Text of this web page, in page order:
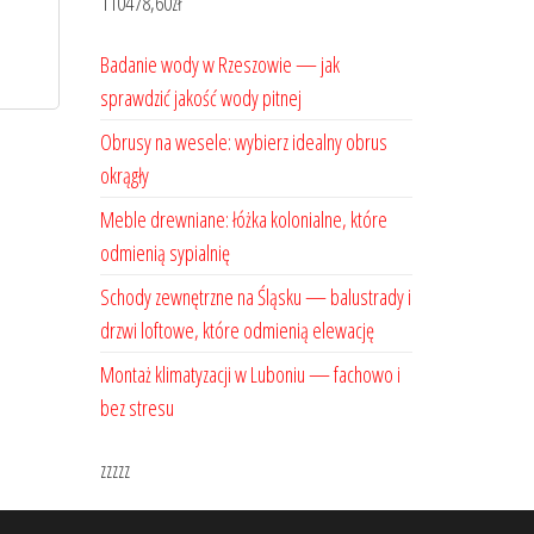
Badanie wody w Rzeszowie — jak
sprawdzić jakość wody pitnej
Obrusy na wesele: wybierz idealny obrus
okrągły
Meble drewniane: łóżka kolonialne, które
odmienią sypialnię
Schody zewnętrzne na Śląsku — balustrady i
drzwi loftowe, które odmienią elewację
Montaż klimatyzacji w Luboniu — fachowo i
bez stresu
zzzzz